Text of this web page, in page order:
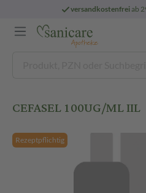
versandkostenfreiab
CEFASEL 100UG/ML IIL
Rezeptpflichtig